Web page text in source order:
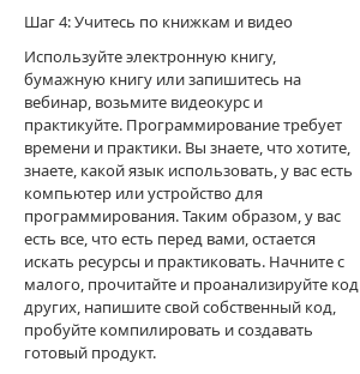
Шаг 4: Учитесь по книжкам и видео
Используйте электронную книгу,
бумажную книгу или запишитесь на
вебинар, возьмите видеокурс и
практикуйте. Программирование требует
времени и практики. Вы знаете, что хотите,
знаете, какой язык использовать, у вас есть
компьютер или устройство для
программирования. Таким образом, у вас
есть все, что есть перед вами, остается
искать ресурсы и практиковать. Начните с
малого, прочитайте и проанализируйте код
других, напишите свой собственный код,
пробуйте компилировать и создавать
готовый продукт.